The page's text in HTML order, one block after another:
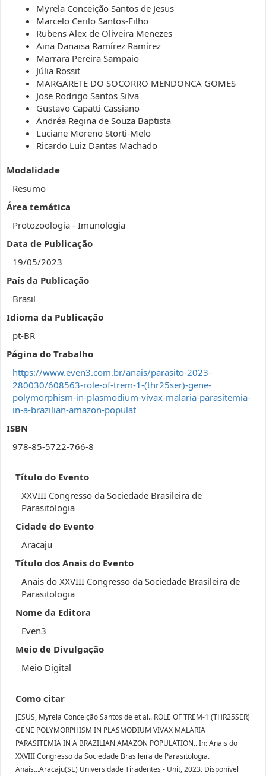
Myrela Conceição Santos de Jesus
Marcelo Cerilo Santos-Filho
Rubens Alex de Oliveira Menezes
Aina Danaisa Ramírez Ramírez
Marrara Pereira Sampaio
Júlia Rossit
MARGARETE DO SOCORRO MENDONCA GOMES
Jose Rodrigo Santos Silva
Gustavo Capatti Cassiano
Andréa Regina de Souza Baptista
Luciane Moreno Storti-Melo
Ricardo Luiz Dantas Machado
Modalidade
Resumo
Área temática
Protozoologia - Imunologia
Data de Publicação
19/05/2023
País da Publicação
Brasil
Idioma da Publicação
pt-BR
Página do Trabalho
https://www.even3.com.br/anais/parasito-2023-
280030/608563-role-of-trem-1-(thr25ser)-gene-
polymorphism-in-plasmodium-vivax-malaria-parasitemia-
in-a-brazilian-amazon-populat
ISBN
978-85-5722-766-8
Título do Evento
XXVIII Congresso da Sociedade Brasileira de
Parasitologia
Cidade do Evento
Aracaju
Título dos Anais do Evento
Anais do XXVIII Congresso da Sociedade Brasileira de
Parasitologia
Nome da Editora
Even3
Meio de Divulgação
Meio Digital
Como citar
JESUS, Myrela Conceição Santos de et al.. ROLE OF TREM-1 (THR25SER)
GENE POLYMORPHISM IN PLASMODIUM VIVAX MALARIA
PARASITEMIA IN A BRAZILIAN AMAZON POPULATION.. In: Anais do
XXVIII Congresso da Sociedade Brasileira de Parasitologia.
Anais...Aracaju(SE) Universidade Tiradentes - Unit, 2023. Disponível